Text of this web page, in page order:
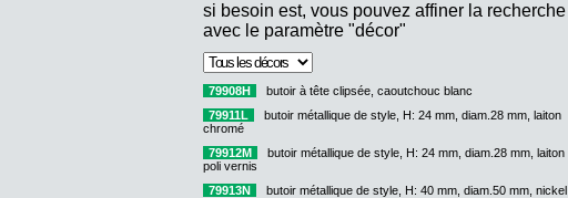
si besoin est, vous pouvez affiner la recherche
avec le paramètre "décor"
79908H
butoir à tête clipsée, caoutchouc blanc
79911L
butoir métallique de style, H: 24 mm, diam.28 mm, laiton
chromé
79912M
butoir métallique de style, H: 24 mm, diam.28 mm, laiton
poli vernis
79913N
butoir métallique de style, H: 40 mm, diam.50 mm, nickel